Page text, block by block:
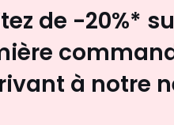
de -20%*
à notre